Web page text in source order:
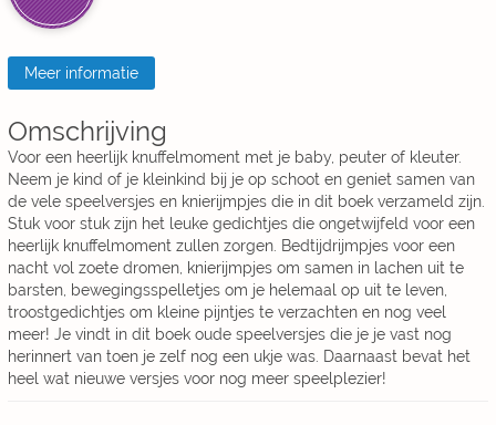
Meer informatie
Omschrijving
Voor een heerlijk knuffelmoment met je baby, peuter of kleuter.
Neem je kind of je kleinkind bij je op schoot en geniet samen van
de vele speelversjes en knierijmpjes die in dit boek verzameld zijn.
Stuk voor stuk zijn het leuke gedichtjes die ongetwijfeld voor een
heerlijk knuffelmoment zullen zorgen. Bedtijdrijmpjes voor een
nacht vol zoete dromen, knierijmpjes om samen in lachen uit te
barsten, bewegingsspelletjes om je helemaal op uit te leven,
troostgedichtjes om kleine pijntjes te verzachten en nog veel
meer! Je vindt in dit boek oude speelversjes die je je vast nog
herinnert van toen je zelf nog een ukje was. Daarnaast bevat het
heel wat nieuwe versjes voor nog meer speelplezier!